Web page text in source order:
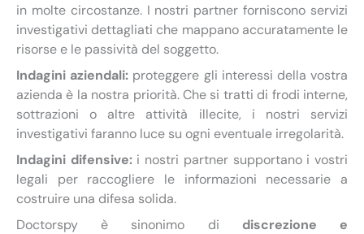
in molte circostanze. I nostri partner forniscono servizi
investigativi dettagliati che mappano accuratamente le
risorse e le passività del soggetto.
Indagini aziendali: proteggere gli interessi della vostra
azienda è la nostra priorità. Che si tratti di frodi interne,
sottrazioni o altre attività illecite, i nostri servizi
investigativi faranno luce su ogni eventuale irregolarità.
Indagini difensive:i nostri partner supportano i vostri
legali per raccogliere le informazioni necessarie a
costruire una difesa solida.
Doctorspy è sinonimo di discrezione e